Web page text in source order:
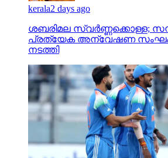
ശബരിമല സ്വര്‍ണ്ണക്കൊള്ള;
പ്രത്യേക അന്വേഷണ സംഘം
നടത്തി